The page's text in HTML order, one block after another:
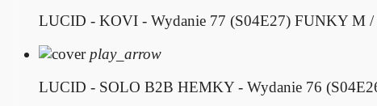
LUCID - KOVI - Wydanie 77 (S04E27) FUNKY M
play_arrow
LUCID - SOLO B2B HEMKY - Wydanie 76